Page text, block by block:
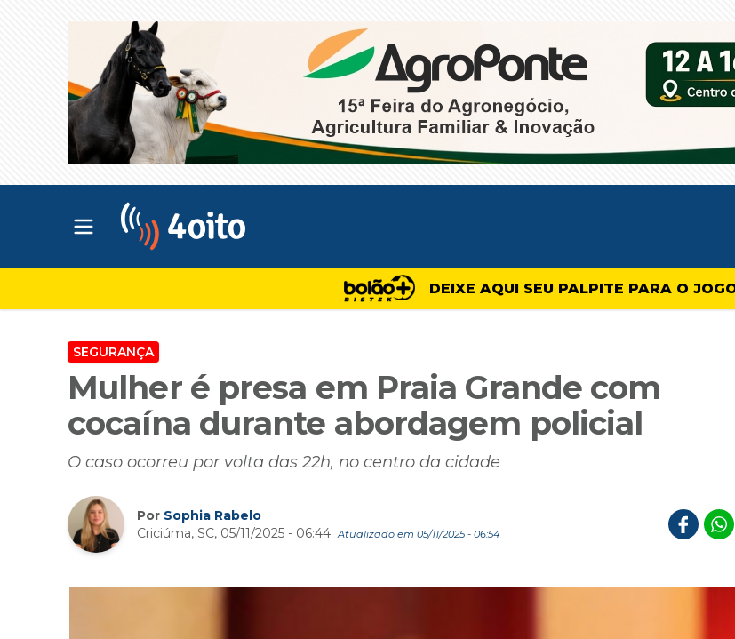
Abrir menu principal
DEIXE AQUI SEU PALPITE PARA O
SEGURANÇA
Mulher é presa em Praia Grande com
cocaína durante abordagem policial
O caso ocorreu por volta das 22h, no centro da cidade
Por Sophia Rabelo
Criciúma, SC, 05/11/2025 - 06:44 Atualizado em 05/11/2025 - 06:54